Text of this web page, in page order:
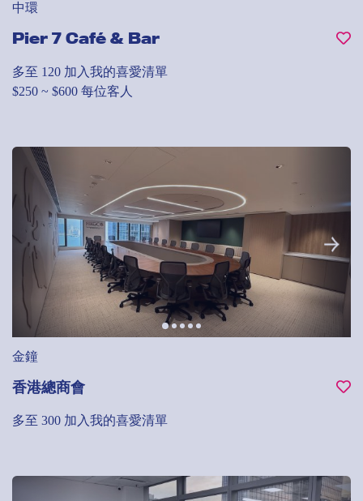
中環
Pier 7 Café & Bar
多至 120 加入我的喜愛清單
$250 ~ $600 每位客人
金鐘
香港總商會
多至 300 加入我的喜愛清單